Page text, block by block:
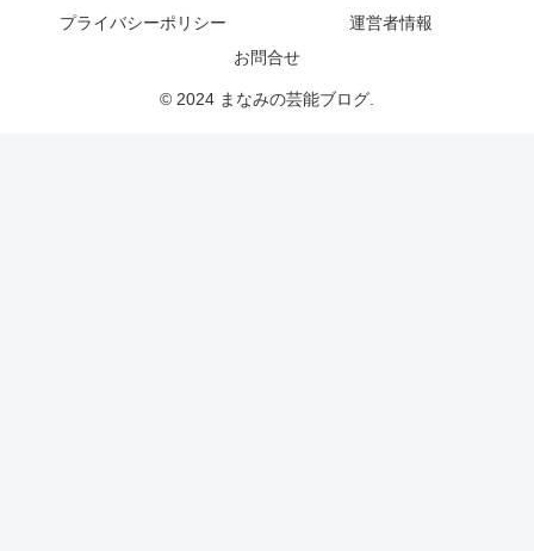
プライバシーポリシー
運営者情報
お問合せ
© 2024 まなみの芸能ブログ.